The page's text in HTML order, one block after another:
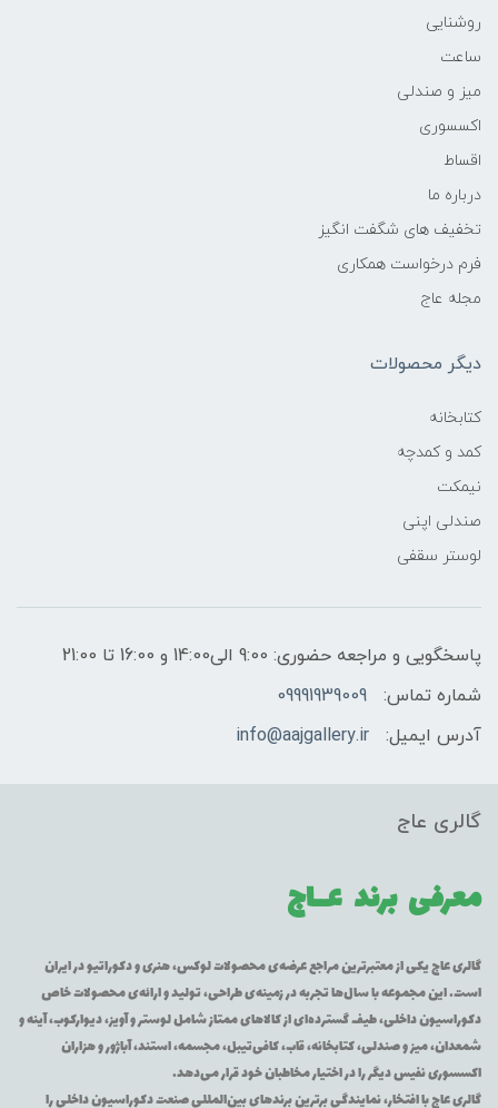
روشنایی
ساعت
میز و صندلی
اکسسوری
اقساط
درباره ما
تخفیف های شگفت انگیز
فرم درخواست همکاری
مجله عاج
دیگر محصولات
کتابخانه
کمد و کمدچه
نیمکت
صندلی اپنی
لوستر سقفی
پاسخگویی و مراجعه حضوری: 9:00 الی14:00 و 16:00 تا 21:00
شماره تماس:
09991939009
آدرس ایمیل:
info@aajgallery.ir
گالری عاج
معرفی برند عــاج
گالری عاج یکی از معتبرترین مراجع عرضه‌ی محصولات لوکس، هنری و دکوراتیو در ایران
است. این مجموعه با سال‌ها تجربه در زمینه‌ی طراحی، تولید و ارائه‌ی محصولات خاص
دکوراسیون داخلی، طیف گسترده‌ای از کالاهای ممتاز شامل لوستر و آویز، دیوارکوب، آینه و
شمعدان، میز و صندلی، کتابخانه، قاب، کافی‌تیبل، مجسمه، استند، آباژور و هزاران
اکسسوری نفیس دیگر را در اختیار مخاطبان خود قرار می‌دهد.
گالری عاج با افتخار، نمایندگی برترین برندهای بین‌المللی صنعت دکوراسیون داخلی را